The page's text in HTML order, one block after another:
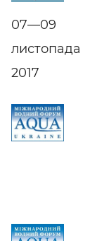
07—09
листопада
2017